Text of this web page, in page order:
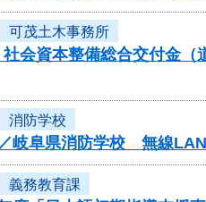
可茂土木事務所
会資本整備総合交付金
消防学校
／岐阜県消防学校 無線
義務教育課